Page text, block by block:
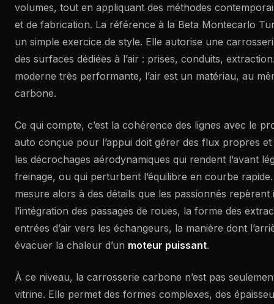
volumes, tout en appliquant des méthodes
et de fabrication. La référence à la Beta Montecarlo
un simple exercice de style. Elle autorise une
des surfaces dédiées à l’air : prises, conduits,
moderne très performante, l’air est un matériau, au
carbone.
Ce qui compte, c’est la cohérence des lignes avec le
auto conçue pour l’appui doit gérer des flux propres
les décrochages aérodynamiques qui rendent l’avant
freinage, ou qui perturbent l’équilibre en courbe
mesure alors à des détails que les passionnés repèrent
l’intégration des passages de roues, la forme des
entrées d’air vers les échangeurs, la manière dont
évacuer la chaleur d’un moteur puissant.
À ce niveau, la carrosserie carbone n’est pas
vitrine. Elle permet des formes complexes, des